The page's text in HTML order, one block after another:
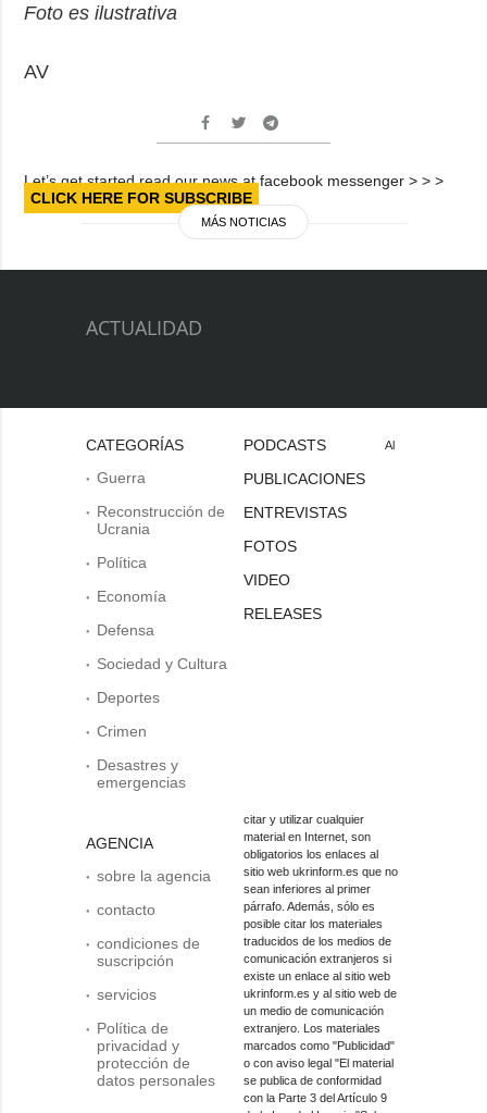
Foto es ilustrativa
AV
Let’s get started read our news at facebook messenger > > >
CLICK HERE FOR SUBSCRIBE
MÁS NOTICIAS
ACTUALIDAD
CATEGORÍAS
Guerra
Reconstrucción de
Ucrania
Política
Economía
Defensa
Sociedad y Cultura
Deportes
Crimen
Desastres y
emergencias
AGENCIA
sobre la agencia
contacto
condiciones de
suscripción
servicios
Política de
privacidad y
protección de
datos personales
PODCASTS
PUBLICACIONES
ENTREVISTAS
FOTOS
VIDEO
RELEASES
Al
citar y utilizar cualquier
material en Internet, son
obligatorios los enlaces al
sitio web ukrinform.es que no
sean inferiores al primer
párrafo. Además, sólo es
posible citar los materiales
traducidos de los medios de
comunicación extranjeros si
existe un enlace al sitio web
ukrinform.es y al sitio web de
un medio de comunicación
extranjero. Los materiales
marcados como "Publicidad"
o con aviso legal "El material
se publica de conformidad
con la Parte 3 del Artículo 9